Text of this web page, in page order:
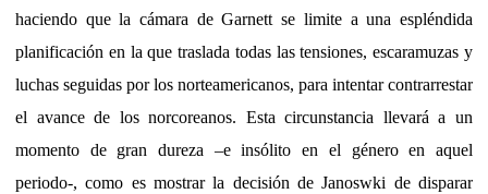
haciendo que la cámara de Garnett se limite a una espléndida
planificación en la que traslada todas las tensiones, escaramuzas y
luchas seguidas por los norteamericanos, para intentar contrarrestar
el avance de los norcoreanos. Esta circunstancia llevará a un
momento de gran dureza –e insólito en el género en aquel
periodo-, como es mostrar la decisión de Janoswki de disparar